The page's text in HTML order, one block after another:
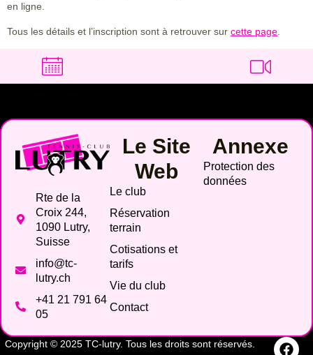
en ligne.
Tous les détails et l’inscription sont à retrouver sur cette page
Rte de la
Croix 244,
1090 Lutry,
Suisse
info@tc-
lutry.ch
+41 21 791 64
05
Le Site
Web
Le club
Réservation
terrain
Cotisations et
tarifs
Vie du club
Contact
Annexe
Protection des
données
Copyright © 2025 TC-lutry. Tous les droits sont réservés.